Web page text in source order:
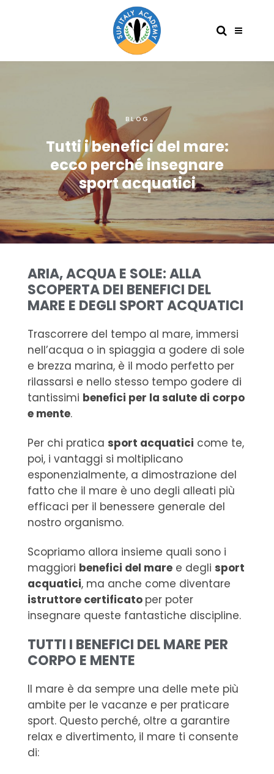
BLOG
Tutti i benefici del mare:
ecco perché insegnare
sport acquatici
ARIA, ACQUA E SOLE: ALLA
SCOPERTA DEI BENEFICI DEL
MARE E DEGLI SPORT ACQUATICI
Trascorrere del tempo al mare, immersi
nell’acqua o in spiaggia a godere di sole
e brezza marina, è il modo perfetto per
rilassarsi e nello stesso tempo godere di
tantissimi benefici per la salute di corpo
e mente.
Per chi pratica sport acquatici come te,
poi, i vantaggi si moltiplicano
esponenzialmente, a dimostrazione del
fatto che il mare è uno degli alleati più
efficaci per il benessere generale del
nostro organismo.
Scopriamo allora insieme quali sono i
maggiori benefici del maree degli sport
acquatici, ma anche come diventare
istruttore certificato per poter
insegnare queste fantastiche discipline.
TUTTI I BENEFICI DEL MARE PER
CORPO E MENTE
Il mare è da sempre una delle mete più
ambite per le vacanze e per praticare
sport. Questo perché, oltre a garantire
relax e divertimento, il mare ti consente
di: